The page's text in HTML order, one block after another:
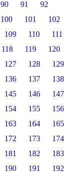
90 91
92
100 101
102
109 110
111
118 119
120
127 128
129
136 137
138
145 146
147
154 155
156
163 164
165
172 173
174
181 182
183
190 191
192